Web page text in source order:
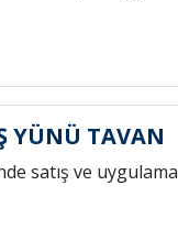
YÜNÜ TAVAN
satış ve uygulama